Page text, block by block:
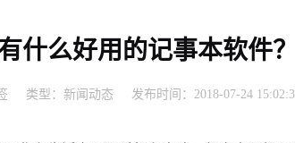
什么好用的记事本软件？
类型： 新闻动态 发布时间：2018-07-24